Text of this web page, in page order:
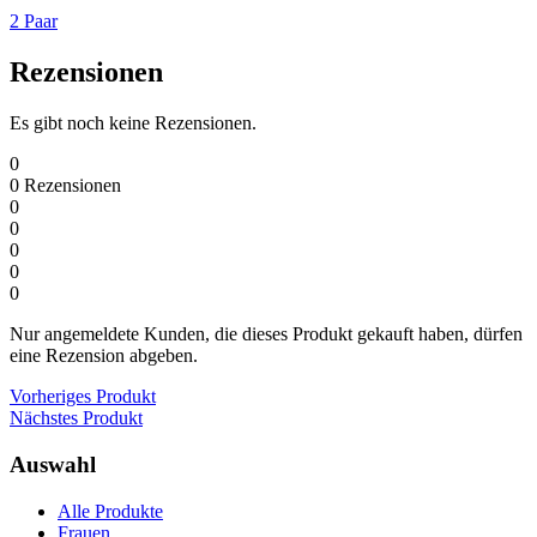
2 Paar
Rezensionen
Es gibt noch keine Rezensionen.
0
0 Rezensionen
0
0
0
0
0
Nur angemeldete Kunden, die dieses Produkt gekauft haben, dürfen
eine Rezension abgeben.
Vorheriges Produkt
Nächstes Produkt
Auswahl
Alle Produkte
Frauen